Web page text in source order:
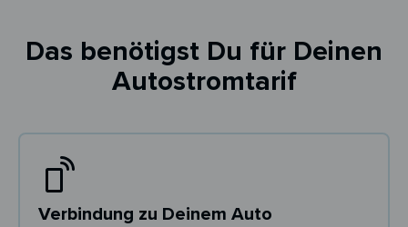
Das benötigst Du für Deinen
Autostromtarif
Verbindung zu Deinem Auto